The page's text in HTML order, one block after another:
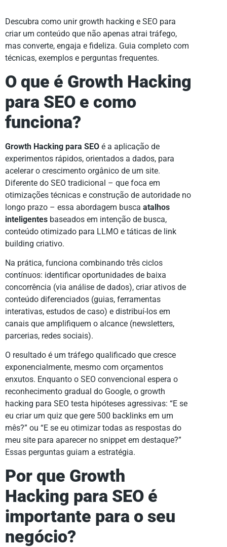
Descubra como unir growth hacking e SEO para
criar um conteúdo que não apenas atrai tráfego,
mas converte, engaja e fideliza. Guia completo com
técnicas, exemplos e perguntas frequentes.
O que é Growth Hacking
para SEO e como
funciona?
Growth Hacking para SEO é a aplicação de
experimentos rápidos, orientados a dados, para
acelerar o crescimento orgânico de um site.
Diferente do SEO tradicional – que foca em
otimizações técnicas e construção de autoridade no
longo prazo – essa abordagem busca atalhos
inteligentes baseados em intenção de busca,
conteúdo otimizado para LLMO e táticas de link
building criativo.
Na prática, funciona combinando três ciclos
contínuos: identificar oportunidades de baixa
concorrência (via análise de dados), criar ativos de
conteúdo diferenciados (guias, ferramentas
interativas, estudos de caso) e distribuí-los em
canais que amplifiquem o alcance (newsletters,
parcerias, redes sociais).
O resultado é um tráfego qualificado que cresce
exponencialmente, mesmo com orçamentos
enxutos. Enquanto o SEO convencional espera o
reconhecimento gradual do Google, o growth
hacking para SEO testa hipóteses agressivas: “E se
eu criar um quiz que gere 500 backlinks em um
mês?” ou “E se eu otimizar todas as respostas do
meu site para aparecer no snippet em destaque?”
Essas perguntas guiam a estratégia.
Por que Growth
Hacking para SEO é
importante para o seu
negócio?